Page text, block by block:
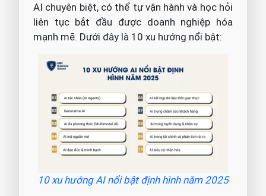
AI chuyên biệt, có thể tự vận hành và học hỏi
liên tục bắt đầu được doanh nghiệp hóa
mạnh mẽ. Dưới đây là 10 xu hướng nổi bật:
10 xu hướng AI nổi bật định hình năm 2025